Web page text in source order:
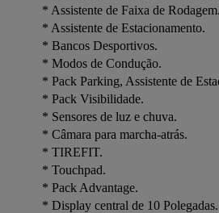
* Assistente de Faixa de Rodagem.
* Assistente de Estacionamento.
* Bancos Desportivos.
* Modos de Condução.
* Pack Parking, Assistente de
* Pack Visibilidade.
* Sensores de luz e chuva.
* Câmara para marcha-atrás.
* TIREFIT.
* Touchpad.
* Pack Advantage.
* Display central de 10 Polegadas.